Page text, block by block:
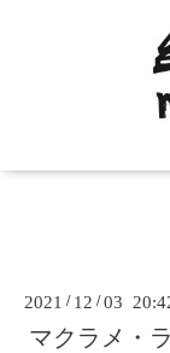
2021 / 12 /03
マクラメ・